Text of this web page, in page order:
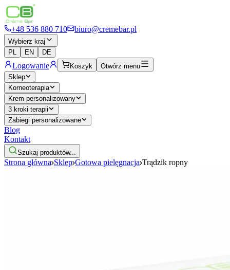
+48 536 880 710 biuro@cremebar.pl
Wybierz kraj
PL
EN DE
Logowanie Koszyk
Otwórz menu
Sklep
Korneoterapia
Krem personalizowany
3 kroki terapii
Zabiegi personalizowane
Blog
Kontakt
Szukaj produktów...
Strona główna Sklep Gotowa pielęgnacja Trądzik ropny